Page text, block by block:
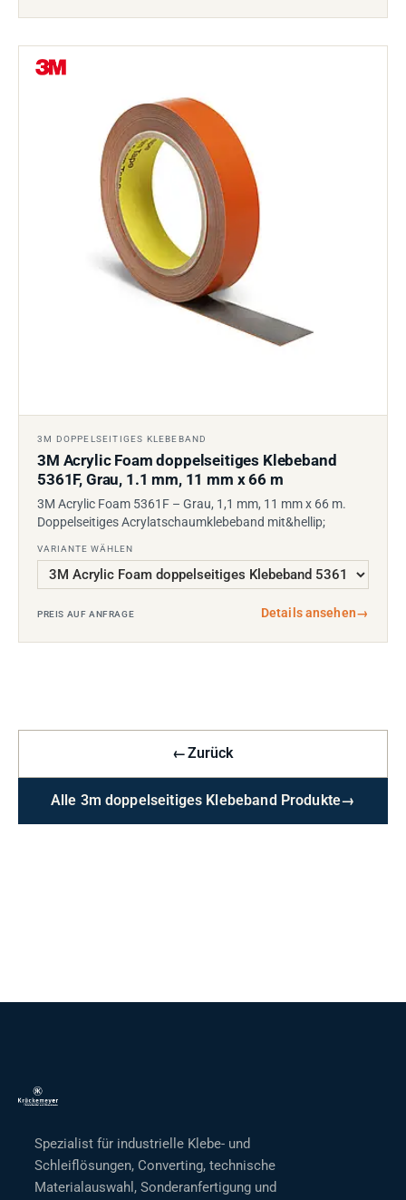
3M DOPPELSEITIGES KLEBEBAND
3M Acrylic Foam doppelseitiges Klebeband
5361F, Grau, 1.1 mm, 11 mm x 66 m
3M Acrylic Foam 5361F – Grau, 1,1 mm, 11 mm x 66 m.
Doppelseitiges Acrylatschaumklebeband mit&hellip;
VARIANTE WÄHLEN
PREIS AUF ANFRAGE Details ansehen→
←Zurück
Alle 3m doppelseitiges Klebeband Produkte→
Spezialist für industrielle Klebe- und
Schleiflösungen, Converting, technische
Materialauswahl, Sonderanfertigung und